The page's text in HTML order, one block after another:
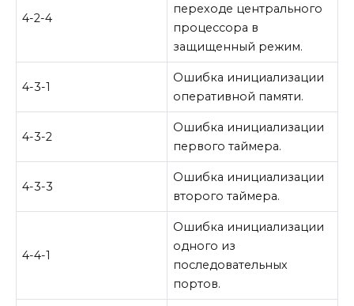
4-2-4
переходе центрального
процессора в
защищенный режим.
4-3-1
Ошибка инициализации
оперативной памяти.
4-3-2
Ошибка инициализации
первого таймера.
4-3-3
Ошибка инициализации
второго таймера.
4-4-1
Ошибка инициализации
одного из
последовательных
портов.